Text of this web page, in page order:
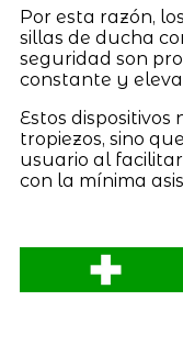
Por esta razón,
sillas de ducha
seguridad son
constante y
Estos
tropiezos, sino
usuario al
con la mínima